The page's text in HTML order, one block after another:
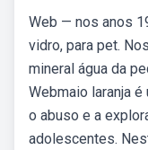
Web — nos anos
vidro, para pet.
mineral água da
Webmaio laranja
o abuso e a
adolescentes.